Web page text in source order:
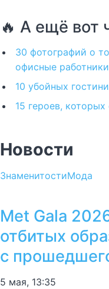
🔥 А ещё вот
30 фотографий о
офисные работники
10 убойных
15 героев,
Новости
ЗнаменитостиМода
Met Gala
отбитых
с
5 мая, 13:35